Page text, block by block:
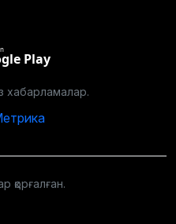
Play
хабарламалар.
қорғалған.